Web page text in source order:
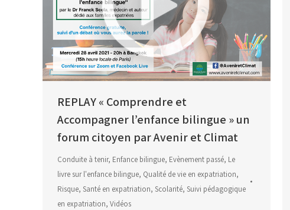
REPLAY « Comprendre et
Accompagner l’enfance bilingue » un
forum citoyen par Avenir et Climat
Conduite à tenir, Enfance bilingue, Evènement passé, Le
livre sur l'enfance bilingue, Qualité de vie en expatriation,
Risque, Santé en expatriation, Scolarité, Suivi pédagogique
en expatriation, Vidéos